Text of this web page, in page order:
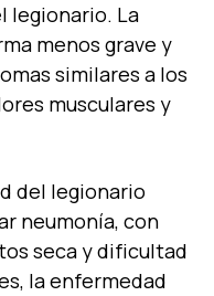
legionario. La
menos grave y
similares a los
musculares y
del legionario
neumonía, con
seca y dificultad
la enfermedad